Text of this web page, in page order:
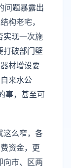
问题暴露出
构老宅，
实现一次施
打破部门壁
材增设要
来水公
事，甚至可
这么窄，各
资金，更
向市、区两